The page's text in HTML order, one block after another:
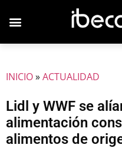
INICIO»ACTUALIDAD
Lidl y WWF se
alimentación
alimentos de